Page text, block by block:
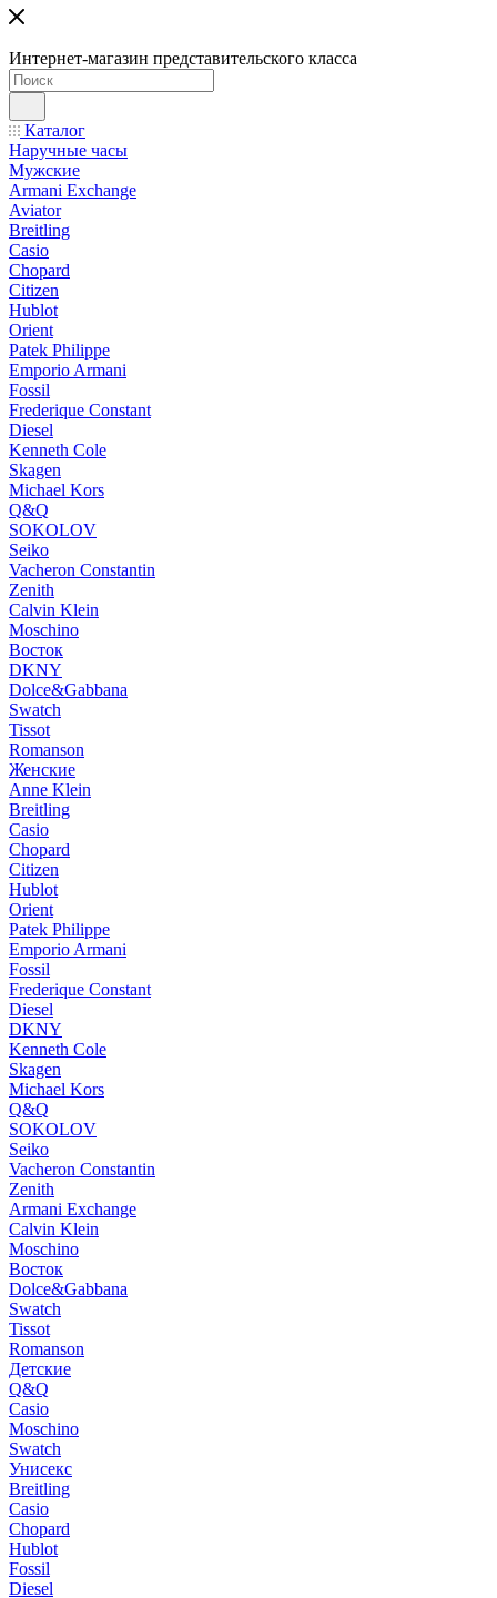
Интернет-магазин представительского класса
Каталог
Наручные часы
Мужские
Armani Exchange
Aviator
Breitling
Casio
Chopard
Citizen
Hublot
Orient
Patek Philippe
Emporio Armani
Fossil
Frederique Constant
Diesel
Kenneth Cole
Skagen
Michael Kors
Q&Q
SOKOLOV
Seiko
Vacheron Constantin
Zenith
Calvin Klein
Moschino
Восток
DKNY
Dolce&Gabbana
Swatch
Tissot
Romanson
Женские
Anne Klein
Breitling
Casio
Chopard
Citizen
Hublot
Orient
Patek Philippe
Emporio Armani
Fossil
Frederique Constant
Diesel
DKNY
Kenneth Cole
Skagen
Michael Kors
Q&Q
SOKOLOV
Seiko
Vacheron Constantin
Zenith
Armani Exchange
Calvin Klein
Moschino
Восток
Dolce&Gabbana
Swatch
Tissot
Romanson
Детские
Q&Q
Casio
Moschino
Swatch
Унисекс
Breitling
Casio
Chopard
Hublot
Fossil
Diesel